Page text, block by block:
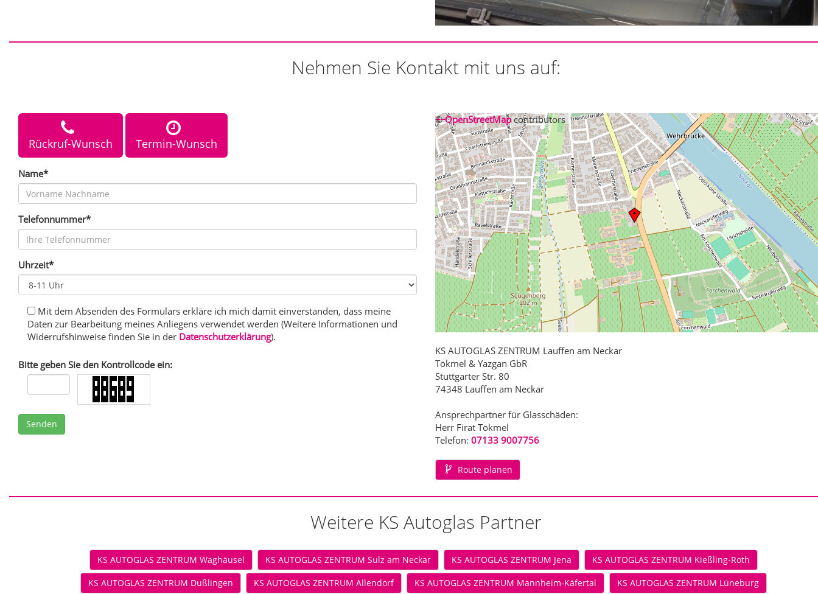
Nehmen Sie Kontakt mit uns auf:
Rückruf-Wunsch Termin-Wunsch
Name*
Telefonnummer*
Uhrzeit*
Mit dem Absenden des Formulars erkläre ich mich damit einverstanden, dass meine
Daten zur Bearbeitung meines Anliegens verwendet werden (Weitere Informationen und
Widerrufshinweise finden Sie in der Datenschutzerklärung).
Bitte geben Sie den Kontrollcode ein:
Senden
+−
©OpenStreetMapcontributors
KS AUTOGLAS ZENTRUM Lauffen am Neckar
Tökmel & Yazgan GbR
Stuttgarter Str. 80
74348 Lauffen am Neckar
Ansprechpartner für Glasschäden:
Herr Firat Tökmel
Telefon: 07133 9007756
Route planen
Weitere KS Autoglas Partner
KS AUTOGLAS ZENTRUM Waghäusel KS AUTOGLAS ZENTRUM Sulz am Neckar KS AUTOGLAS ZENTRUM Jena
KS AUTOGLAS ZENTRUM Kießling-Roth
KS AUTOGLAS ZENTRUM Dußlingen
KS AUTOGLAS ZENTRUM Allendorf KS AUTOGLAS ZENTRUM Mannheim-Käfertal KS AUTOGLAS ZENTRUM Lüneburg